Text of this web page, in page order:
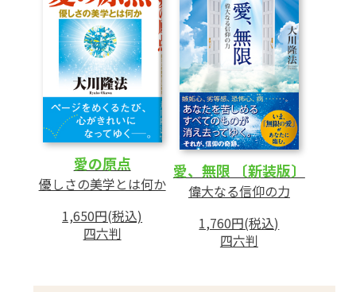
愛の原点
優しさの美学とは何か
1,650円(税込)
四六判
愛、無限 〔新装版〕
偉大なる信仰の力
1,760円(税込)
四六判